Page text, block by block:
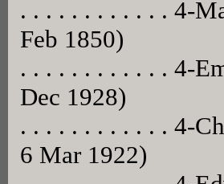
. . . . . . . . . . . . 4-
Feb 1850)
. . . . . . . . . . . . 4-
Dec 1928)
. . . . . . . . . . . . 4-
6 Mar 1922)